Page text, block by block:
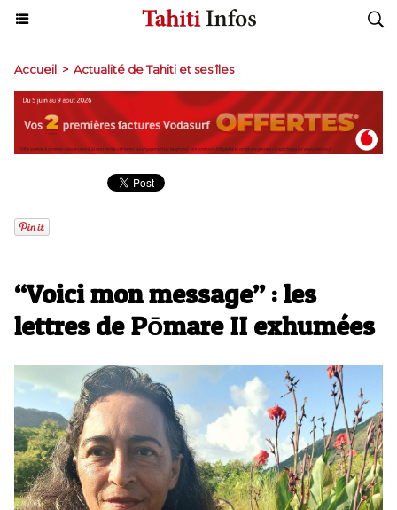
Accueil > Actualité de Tahiti et ses îles
​“Voici mon message” : les
lettres de Pōmare II exhumées